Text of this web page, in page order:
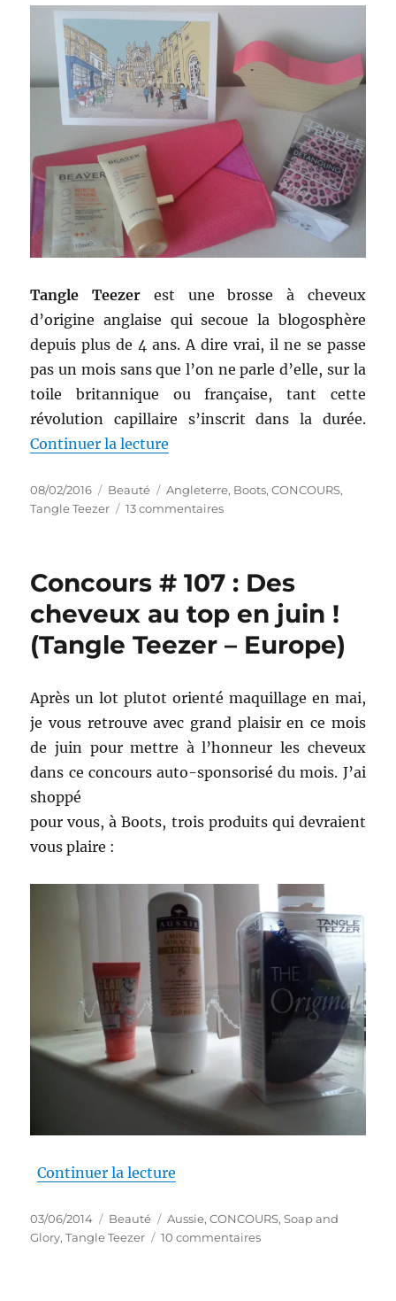
Tangle Teezer est une brosse à cheveux
d’origine anglaise qui secoue la blogosphère
depuis plus de 4 ans. A dire vrai, il ne se passe
pas un mois sans que l’on ne parle d’elle, sur la
toile britannique ou française, tant cette
révolution capillaire s’inscrit dans la durée.
Continuer la lecture
Publié
le
08/02/2016 Catégories
Beauté Étiquettes
Angleterre, Boots,CONCOURS,
Tangle Teezer
13 commentairessur
:
vous
aussi
Teezer
Concours # 107 : Des
cheveux au top en juin !
(Tangle Teezer – Europe)
Après un lot plutot orienté maquillage en mai,
je vous retrouve avec grand plaisir en ce mois
de juin pour mettre à l’honneur les cheveux
dans ce concours auto-sponsorisé du mois. J’ai
shoppé
pour vous, à Boots, trois produits qui devraient
vous plaire :
Continuer la lecture
Publié
le
03/06/2014 Catégories
Beauté Étiquettes
Aussie,CONCOURS,Soap and
Glory,Tangle Teezer 10 commentairessur